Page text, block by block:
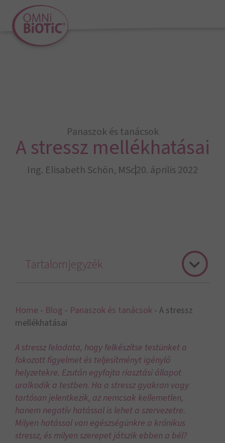
Panaszok és tanácsok
A stressz mellékhatásai
Ing. Elisabeth Schön, MSc20. április 2022
Home - Blog - Panaszok és tanácsok - A stressz
mellékhatásai
A stressz feladata, hogy felkészítse testünket a
fokozott figyelmet és teljesítményt igénylő
helyzetekre. Ezután egyfajta riasztási állapot
uralkodik a testben. Ha a stressz gyakran vagy
tartósan jelentkezik, az nemcsak kellemetlen,
hanem negatív hatással is lehet a szervezetre.
Milyen hatással van egészségünkre a krónikus
stressz, és milyen szerepet játszik ebben a bél?
Tartalomjegyzék